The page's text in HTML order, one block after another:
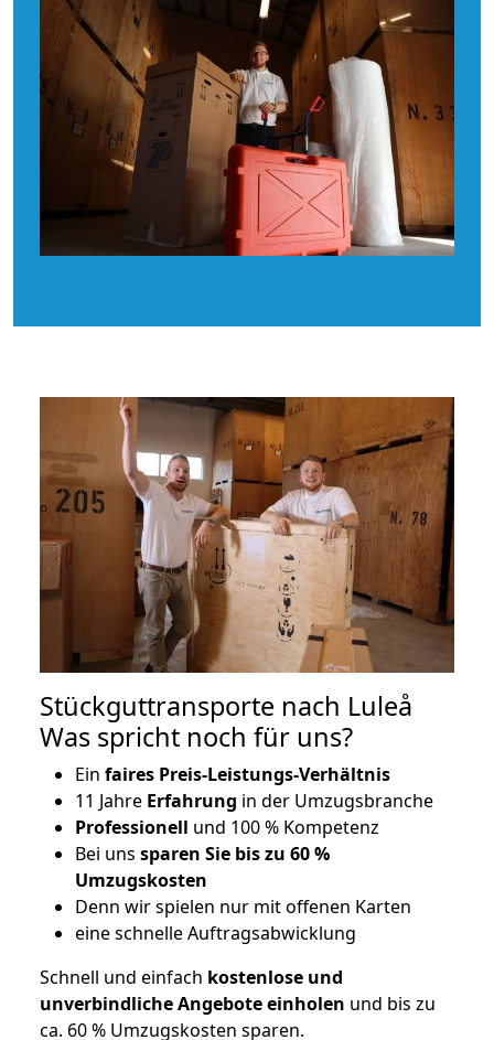
Stückguttransporte nach Luleå
Was spricht noch für uns?
Ein faires Preis-Leistungs-Verhältnis
11 Jahre Erfahrung in der Umzugsbranche
Professionell und 100 % Kompetenz
Bei uns sparen Sie bis zu 60 %
Umzugskosten
Denn wir spielen nur mit offenen Karten
eine schnelle Auftragsabwicklung
Schnell und einfach kostenlose und
unverbindliche Angebote einholen und bis zu
ca. 60 % Umzugskosten sparen.